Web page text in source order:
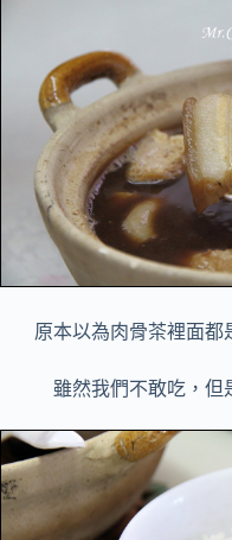
原本以為肉骨茶裡面都
雖然我們不敢吃，但